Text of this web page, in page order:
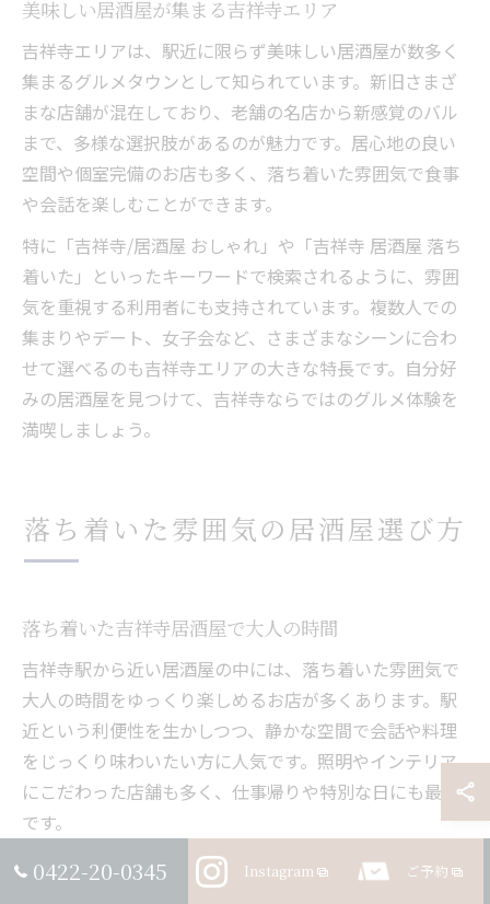
美味しい居酒屋が集まる吉祥寺エリア
吉祥寺エリアは、駅近に限らず美味しい居酒屋が数多く
集まるグルメタウンとして知られています。新旧さまざ
まな店舗が混在しており、老舗の名店から新感覚のバル
まで、多様な選択肢があるのが魅力です。居心地の良い
空間や個室完備のお店も多く、落ち着いた雰囲気で食事
や会話を楽しむことができます。
特に「吉祥寺/居酒屋 おしゃれ」や「吉祥寺 居酒屋 落ち
着いた」といったキーワードで検索されるように、雰囲
気を重視する利用者にも支持されています。複数人での
集まりやデート、女子会など、さまざまなシーンに合わ
せて選べるのも吉祥寺エリアの大きな特長です。自分好
みの居酒屋を見つけて、吉祥寺ならではのグルメ体験を
満喫しましょう。
落ち着いた雰囲気の居酒屋選び方
落ち着いた吉祥寺居酒屋で大人の時間
吉祥寺駅から近い居酒屋の中には、落ち着いた雰囲気で
大人の時間をゆっくり楽しめるお店が多くあります。駅
近という利便性を生かしつつ、静かな空間で会話や料理
をじっくり味わいたい方に人気です。照明やインテリア
にこだわった店舗も多く、仕事帰りや特別な日にも最適
です。
例えば、吉祥寺/居酒屋 落ち着いた雰囲気を重視する店
舗では、カウンター席や半個室を用意し、プライベート
0422-20-0345 Instagram ご予約